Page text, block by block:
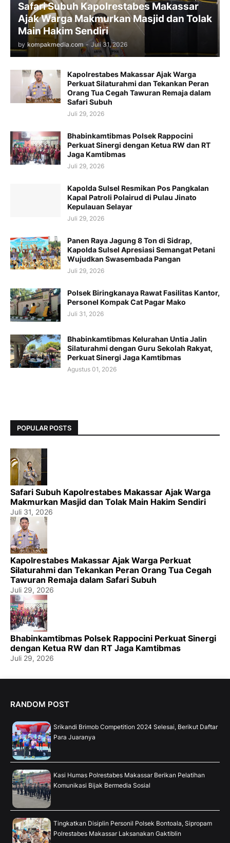
Safari Subuh Kapolrestabes Makassar
Ajak Warga Makmurkan Masjid dan Tolak
Main Hakim Sendiri
by kompakmedia.com - Juli 31, 2026
Kapolrestabes Makassar Ajak Warga
Perkuat Silaturahmi dan Tekankan Peran
Orang Tua Cegah Tawuran Remaja dalam
Safari Subuh
Juli 29, 2026
Bhabinkamtibmas Polsek Rappocini
Perkuat Sinergi dengan Ketua RW dan RT
Jaga Kamtibmas
Juli 29, 2026
Kapolda Sulsel Resmikan Pos Pangkalan
Kapal Patroli Polairud di Pulau Jinato
Kepulauan Selayar
Juli 29, 2026
Panen Raya Jagung 8 Ton di Sidrap,
Kapolda Sulsel Apresiasi Semangat Petani
Wujudkan Swasembada Pangan
Juli 29, 2026
Polsek Biringkanaya Rawat Fasilitas Kantor,
Personel Kompak Cat Pagar Mako
Juli 31, 2026
Bhabinkamtibmas Kelurahan Untia Jalin
Silaturahmi dengan Guru Sekolah Rakyat,
Perkuat Sinergi Jaga Kamtibmas
Agustus 01, 2026
POPULAR POSTS
Safari Subuh Kapolrestabes Makassar Ajak Warga
Makmurkan Masjid dan Tolak Main Hakim Sendiri
Juli 31, 2026
Kapolrestabes Makassar Ajak Warga Perkuat
Silaturahmi dan Tekankan Peran Orang Tua Cegah
Tawuran Remaja dalam Safari Subuh
Juli 29, 2026
Bhabinkamtibmas Polsek Rappocini Perkuat Sinergi
dengan Ketua RW dan RT Jaga Kamtibmas
Juli 29, 2026
RANDOM POST
Srikandi Brimob Competition 2024 Selesai, Berikut Daftar
Para Juaranya
Kasi Humas Polrestabes Makassar Berikan Pelatihan
Komunikasi Bijak Bermedia Sosial
Tingkatkan Disiplin Personil Polsek Bontoala, Sipropam
Polrestabes Makassar Laksanakan Gaktiblin